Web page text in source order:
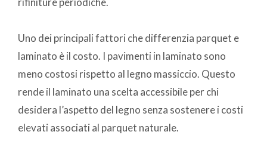
Uno dei principali fattori che differenzia parquet e
laminato è il costo. I pavimenti in laminato sono
meno costosi rispetto al legno massiccio. Questo
rende il laminato una scelta accessibile per chi
desidera l’aspetto del legno senza sostenere i costi
elevati associati al parquet naturale.